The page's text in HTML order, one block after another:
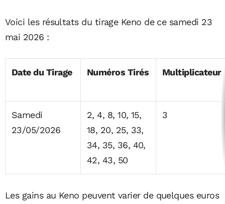
Voici les résultats du tirage Keno de ce samedi 23
mai 2026 :
Date du Tirage Numéros Tirés Multiplicateur
Samedi
23/05/2026
2, 4, 8, 10, 15,
18, 20, 25, 33,
34, 35, 36, 40,
42, 43, 50
3
Les gains au Keno peuvent varier de quelques euros